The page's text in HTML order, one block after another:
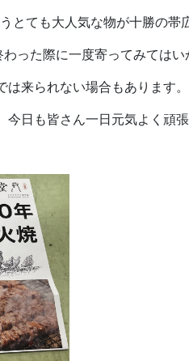
とても大人気な物が十勝の帯
った際に一度寄ってみてはい
来られない場合もあります
日も皆さん一日元気よく頑張